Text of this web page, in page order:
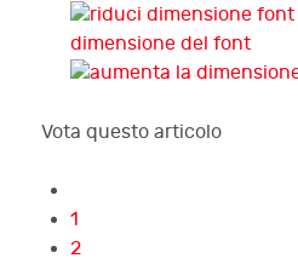
dimensione del font
Vota questo articolo
1
2